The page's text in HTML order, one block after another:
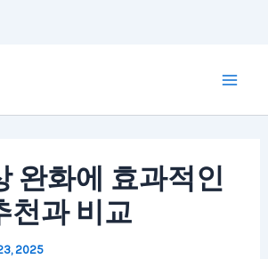
완화에 효과적인
천과 비교
2025